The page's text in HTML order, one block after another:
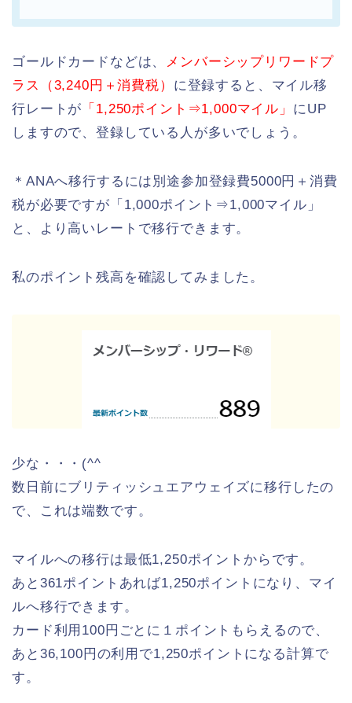
ゴールドカードなどは、 メンバーシップリワードプ
ラス（3,240円＋消費税） に登録すると、マイル移
行レートが 「1,250ポイント⇒1,000マイル」 にUP
しますので、登録している人が多いでしょう。
＊ANAへ移行するには別途参加登録費5000円＋消費
税が必要ですが「1,000ポイント⇒1,000マイル」
と、より高いレートで移行できます。
私のポイント残高を確認してみました。
少な・・・(^^ゞ
数日前にブリティッシュエアウェイズに移行したの
で、これは端数です。
マイルへの移行は最低1,250ポイントからです。
あと361ポイントあれば1,250ポイントになり、マイ
ルへ移行できます。
カード利用100円ごとに１ポイントもらえるので、
あと36,100円の利用で1,250ポイントになる計算で
す。